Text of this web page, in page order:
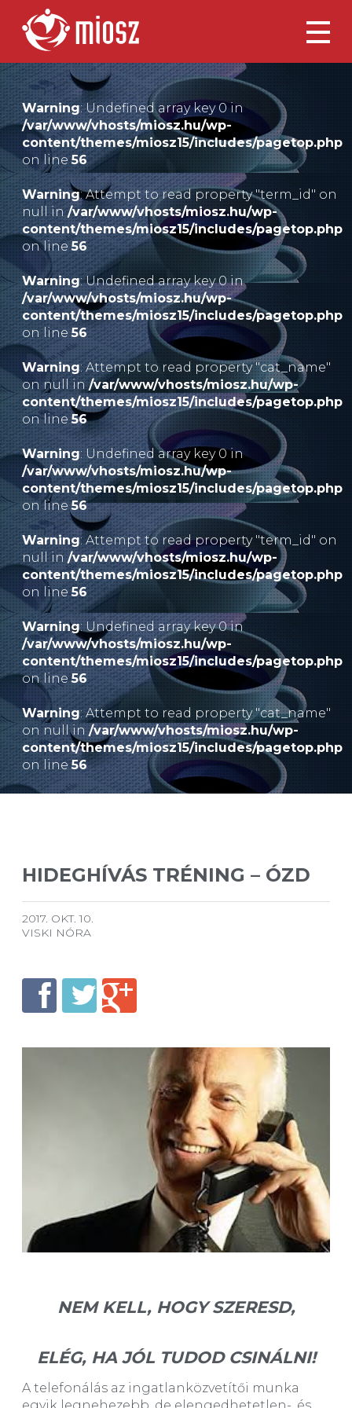
Warning: Undefined array key 0 in
/var/www/vhosts/miosz.hu/wp-
content/themes/miosz15/includes/pagetop.php
on line56
Warning: Attempt to read property "term_id" on
null in/var/www/vhosts/miosz.hu/wp-
content/themes/miosz15/includes/pagetop.php
on line56
Warning: Undefined array key 0 in
/var/www/vhosts/miosz.hu/wp-
content/themes/miosz15/includes/pagetop.php
on line56
Warning: Attempt to read property "cat_name"
on null in/var/www/vhosts/miosz.hu/wp-
content/themes/miosz15/includes/pagetop.php
on line56
Warning: Undefined array key 0 in
/var/www/vhosts/miosz.hu/wp-
content/themes/miosz15/includes/pagetop.php
on line56
Warning: Attempt to read property "term_id" on
null in /var/www/vhosts/miosz.hu/wp-
content/themes/miosz15/includes/pagetop.php
on line56
Warning: Undefined array key 0 in
/var/www/vhosts/miosz.hu/wp-
content/themes/miosz15/includes/pagetop.php
on line56
Warning: Attempt to read property "cat_name"
on null in/var/www/vhosts/miosz.hu/wp-
content/themes/miosz15/includes/pagetop.php
on line56
HIDEGHÍVÁS TRÉNING – ÓZD
2017. OKT. 10.
VISKI NÓRA
NEM KELL, HOGY SZERESD,
ELÉG, HA JÓL TUDOD CSINÁLNI!
A telefonálás az ingatlanközvetítői munka